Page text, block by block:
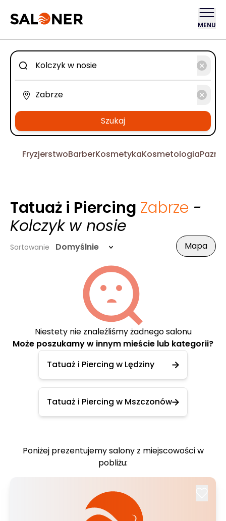
MENU
Szukaj
FryzjerstwoBarberKosmetykaKosmetologia
Tatuaż i Piercing Zabrze -
Kolczyk w nosie
Sortowanie Domyślnie Mapa
Niestety nie znaleźliśmy żadnego salonu
Może poszukamy w innym mieście lub kategorii?
Tatuaż i Piercing w Lędziny
Tatuaż i Piercing w Mszczonów
Poniżej prezentujemy salony z miejscowości w
pobliżu: